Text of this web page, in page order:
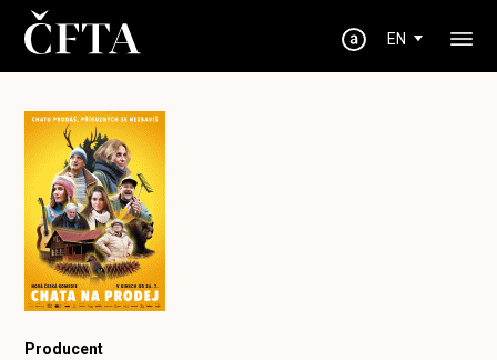
EN
Producent